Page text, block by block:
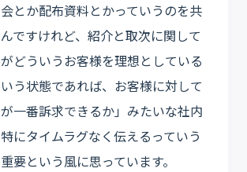
とか配布資料とかっていうのを共
ですけれど、紹介と取次に関して
どういうお客様を理想としている
う状態であれば、お客様に対して
一番訴求できるか」みたいな社内
にタイムラグなく伝えるっていう
要という風に思っています。